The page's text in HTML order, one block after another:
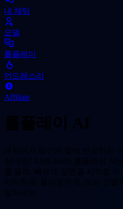
내 채팅
모델
롤플레이
언드레스리
Affiliate
롤플레이 AI
캐릭터가 당신의 말에 반응하는
싶나요? XME.bio의 롤플레이 AI
를 골라, 빠르게 장면을 시작할
마틱하게, 플러팅하게, 또는 강